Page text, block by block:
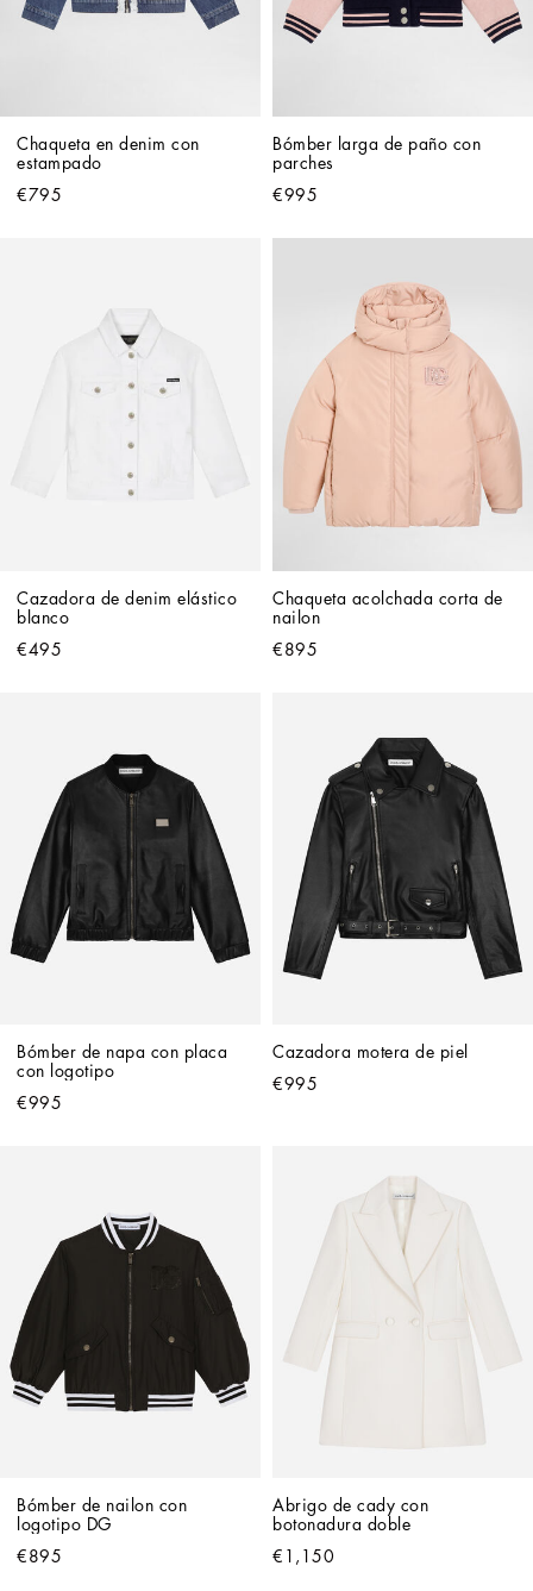
Chaqueta en denim con
estampado
€795
Bómber larga de paño con
parches
€995
Cazadora de denim elástico
blanco
€495
Chaqueta acolchada corta de
nailon
€895
Bómber de napa con placa
con logotipo
€995
Cazadora motera de piel
€995
Bómber de nailon con
logotipo DG
€895
Abrigo de cady con
botonadura doble
€1,150